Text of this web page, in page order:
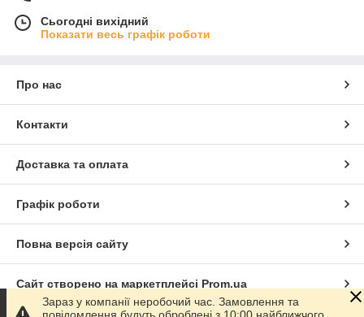
Сьогодні вихідний
Показати весь графік роботи
Про нас
Контакти
Доставка та оплата
Графік роботи
Повна версія сайту
Сайт створено на маркетплейсі Prom.ua
Зараз у компанії неробочий час. Замовлення та